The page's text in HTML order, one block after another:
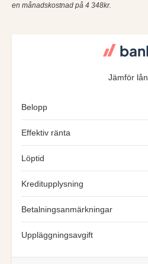
en månadskostnad på 4 348kr.
Jämför lån
Belopp
Effektiv ränta
Löptid
Kreditupplysning
Betalningsanmärkningar
Uppläggningsavgift